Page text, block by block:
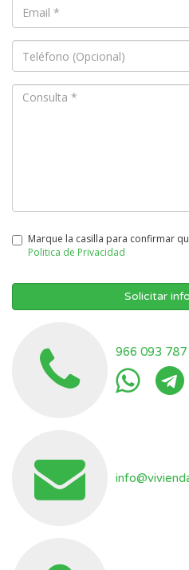
Marque la casilla para confirmar
Politica de Privacidad
Solicitar
966 093 787